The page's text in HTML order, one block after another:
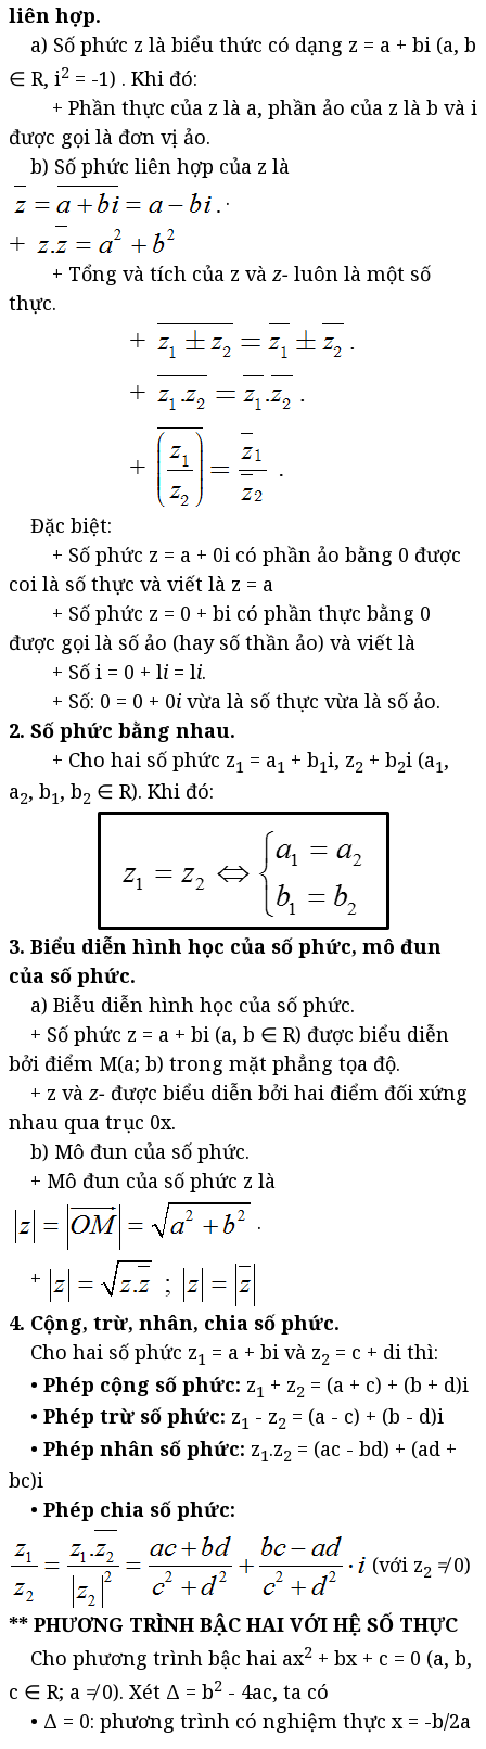
liên hợp.
a) Số phức z là biểu thức có dạng z = a + bi (a, b
∈ R, i2 = -1) . Khi đó:
+ Phần thực của z là a, phần ảo của z là b và i
được gọi là đơn vị ảo.
b) Số phức liên hợp của z là
.
+ Tổng và tích của z và z− luôn là một số
thực.
Đặc biệt:
+ Số phức z = a + 0i có phần ảo bằng 0 được
coi là số thực và viết là z = a
+ Số phức z = 0 + bi có phần thực bằng 0
được gọi là số ảo (hay số thần ảo) và viết là
+ Số i = 0 + li = li.
+ Số: 0 = 0 + 0i vừa là số thực vừa là số ảo.
2. Số phức bằng nhau.
+ Cho hai số phức z1 = a1 + b1i, z2 + b2i (a1,
a2, b1, b2 ∈ R). Khi đó:
3. Biểu diễn hình học của số phức, mô đun
của số phức.
a) Biễu diễn hình học của số phức.
+ Số phức z = a + bi (a, b ∈ R) được biểu diễn
bởi điểm M(a; b) trong mặt phẳng tọa độ.
+ z và z− được biểu diễn bởi hai điểm đối xứng
nhau qua trục 0x.
b) Mô đun của số phức.
+ Mô đun của số phức z là
.
+
4. Cộng, trừ, nhân, chia số phức.
Cho hai số phức z1 = a + bi và z2 = c + di thì:
• Phép cộng số phức: z1 + z2 = (a + c) + (b + d)i
• Phép trừ số phức: z1 - z2 = (a - c) + (b - d)i
• Phép nhân số phức: z1.z2 = (ac - bd) + (ad +
bc)i
• Phép chia số phức:
(với z2 ≠ 0)
** PHƯƠNG TRÌNH BẬC HAI VỚI HỆ SỐ THỰC
Cho phương trình bậc hai ax2 + bx + c = 0 (a, b,
c ∈ R; a ≠ 0). Xét Δ = b2 - 4ac, ta có
• Δ = 0: phương trình có nghiệm thực x = -b/2a